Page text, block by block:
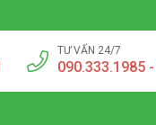
TƯ VẤN 24/7
090.333.1985